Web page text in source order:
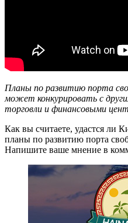
Планы по развитию порта
может конкурировать с
торговли и финансовыми
Как вы считаете, удастся ли
планы по развитию порта
Напишите ваше мнение в